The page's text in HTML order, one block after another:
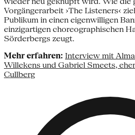
Vorgängerarbeit ›The Listeners‹
Publikum in einen eigenwilligen
einzigartigen choreographischen
Sörderbergs zeugt.
Mehr erfahren: Interview mit
Willekens und Gabriel Smeets,
Cullberg